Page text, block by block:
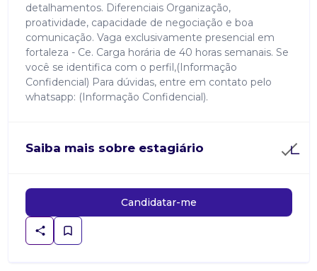
detalhamentos. Diferenciais Organização,
proatividade, capacidade de negociação e boa
comunicação. Vaga exclusivamente presencial em
fortaleza - Ce. Carga horária de 40 horas semanais. Se
você se identifica com o perfil,(Informação
Confidencial) Para dúvidas, entre em contato pelo
whatsapp: (Informação Confidencial).
Saiba mais sobre estagiário
Candidatar-me